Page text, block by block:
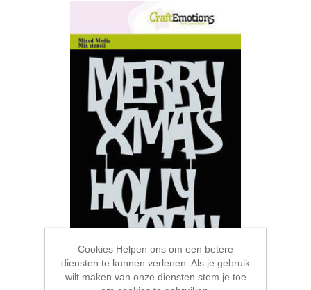
Cookies Helpen ons om een betere
diensten te kunnen verlenen. Als je gebruik
wilt maken van onze diensten stem je toe